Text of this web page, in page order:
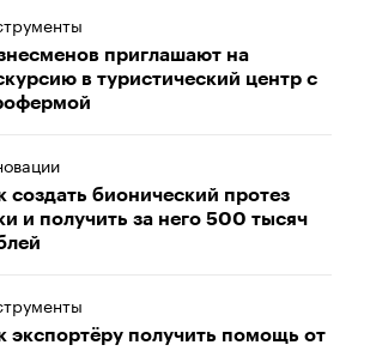
приглашают на
в туристический центр с
создать бионический протез
и получить за него 500 тысяч
экспортёру получить помощь от